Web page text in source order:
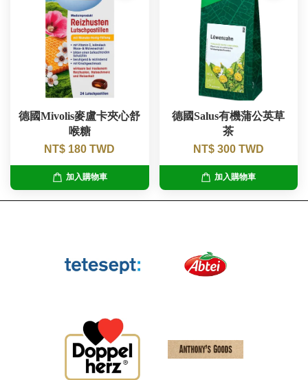
德國Mivolis麥盧卡夾心舒
喉糖
NT$ 180 TWD
加入購物車
德國Salus有機蒲公英草
茶
NT$ 300 TWD
加入購物車